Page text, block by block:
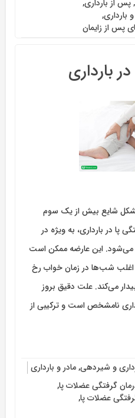
,پس از بارداری,
بارداری,
پس از زایمان
بارداری
شایع بیش از یک سوم
پا در بارداری، به ویژه در
این عارضه ممکن است
اغلب شب‌ها در زمان خواب رخ
بیدار می‌کند. علت دقیق بروز
نامشخص است و ترکیبی از
و شیردهی,مادر و بارداری
گرفتگی عضلات پا,
عضلات پا,